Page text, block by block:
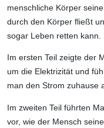
menschliche Körper
durch den Körper fließt
sogar Leben retten kann.
Im ersten Teil zeigte der
um die Elektrizität und
man den Strom zuhause
Im zweiten Teil führten
vor, wie der Mensch